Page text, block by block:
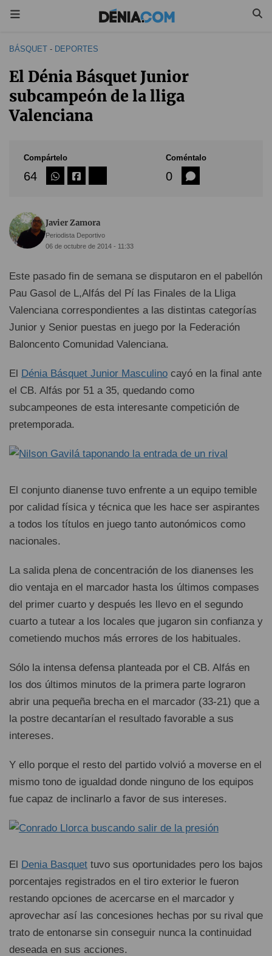
BÁSQUET - DEPORTES
El Dénia Básquet Junior
subcampeón de la lliga
Valenciana
Compártelo
64
Coméntalo
0
Javier Zamora
Periodista Deportivo
06 de octubre de 2014 - 11:33
Este pasado fin de semana se disputaron en el pabellón
Pau Gasol de L,Alfás del Pí las Finales de la Lliga
Valenciana correspondientes a las distintas categorías
Junior y Senior puestas en juego por la Federación
Baloncento Comunidad Valenciana.
El Dénia Básquet Junior Masculino cayó en la final ante
el CB. Alfás por 51 a 35, quedando como
subcampeones de esta interesante competición de
pretemporada.
El conjunto dianense tuvo enfrente a un equipo temible
por calidad física y técnica que les hace ser aspirantes
a todos los títulos en juego tanto autonómicos como
nacionales.
La salida plena de concentración de los dianenses les
dio ventaja en el marcador hasta los últimos compases
del primer cuarto y después les llevo en el segundo
cuarto a tutear a los locales que jugaron sin confianza y
cometiendo muchos más errores de los habituales.
Sólo la intensa defensa planteada por el CB. Alfás en
los dos últimos minutos de la primera parte lograron
abrir una pequeña brecha en el marcador (33-21) que a
la postre decantarían el resultado favorable a sus
intereses.
Y ello porque el resto del partido volvió a moverse en el
mismo tono de igualdad donde ninguno de los equipos
fue capaz de inclinarlo a favor de sus intereses.
El Denia Basquet tuvo sus oportunidades pero los bajos
porcentajes registrados en el tiro exterior le fueron
restando opciones de acercarse en el marcador y
aprovechar así las concesiones hechas por su rival que
trato de entonarse sin conseguir nunca la continuidad
deseada en sus acciones.